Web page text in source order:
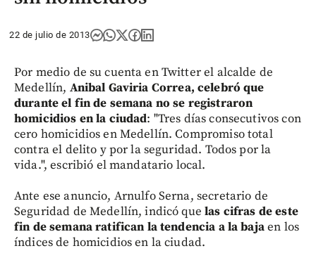
22 de julio de 2013
Por medio de su cuenta en Twitter el alcalde de
Medellín, Anibal Gaviria Correa, celebró que
durante el fin de semana no se registraron
homicidios en la ciudad: "Tres días consecutivos con
cero homicidios en Medellín. Compromiso total
contra el delito y por la seguridad. Todos por la
vida.", escribió el mandatario local.
Ante ese anuncio, Arnulfo Serna, secretario de
Seguridad de Medellín, indicó quelas cifras de este
fin de semana ratifican la tendencia a la bajaen los
índices de homicidios en la ciudad.